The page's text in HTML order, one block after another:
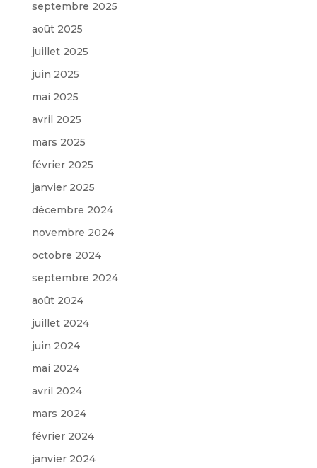
septembre 2025
août 2025
juillet 2025
juin 2025
mai 2025
avril 2025
mars 2025
février 2025
janvier 2025
décembre 2024
novembre 2024
octobre 2024
septembre 2024
août 2024
juillet 2024
juin 2024
mai 2024
avril 2024
mars 2024
février 2024
janvier 2024